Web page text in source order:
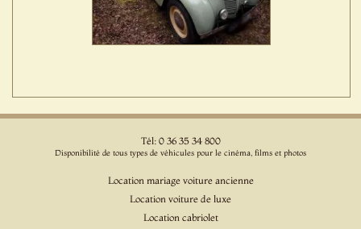
Tél: 0 36 35 34 800
Disponibilité de tous types de véhicules pour le cinéma, films et photos
Location mariage voiture ancienne
Location voiture de luxe
Location cabriolet